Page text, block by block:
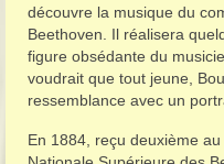
découvre la musique du
Beethoven. Il réalisera
figure obsédante du
voudrait que tout jeune,
ressemblance avec un
En 1884, reçu deuxième au